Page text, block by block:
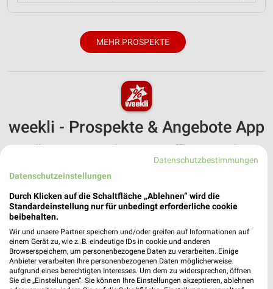
MEHR PROSPEKTE
weekli - Prospekte & Angebote App
Alle EURONICS Angebote immer griffbereit – mit der
kostenlosen weekli App für iOS & Android.
✔Folge deinem Lieblingshändler
✔Push-Benachrichtigungen bei neuen Prospekten
JETZT LADEN UND SPAREN!
Datenschutzbestimmungen
Datenschutzeinstellungen
Durch Klicken auf die Schaltfläche „Ablehnen“ wird die
Standardeinstellung nur für unbedingt erforderliche cookie
beibehalten.
Wir und unsere Partner speichern und/oder greifen auf Informationen auf
einem Gerät zu, wie z. B. eindeutige IDs in cookie und anderen
Browserspeichern, um personenbezogene Daten zu verarbeiten. Einige
Anbieter verarbeiten Ihre personenbezogenen Daten möglicherweise
aufgrund eines berechtigten Interesses. Um dem zu widersprechen, öffnen
Sie die „Einstellungen“. Sie können Ihre Einstellungen akzeptieren, ablehnen